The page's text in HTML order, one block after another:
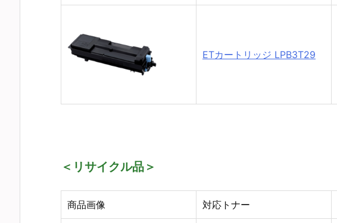
ETカートリッジ LPB3T29
＜リサイクル品＞
商品画像 対応トナー